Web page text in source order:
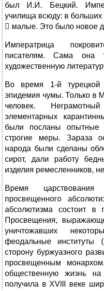
был И.И. Бецкий.
училища всюду: в больших
 малые. Это было новое
Императрица
писателям. Сама она
художественную
Во время 1-й
эпидемия чумы. Только в
человек.
элементарных
были посланы опытные
строгие меры. Зараза
народа были сделаны
сирот, дали работу
изделия ремесленников,
Время
просвещенного
абсолютизма состоит в
Просвещения,
уничтожавших
феодальные
сторону буржуазного
просвещенным
общественную жизнь
получила в XVIII веке